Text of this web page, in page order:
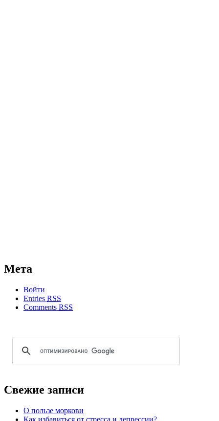
Мета
Войти
Entries RSS
Comments RSS
Свежие записи
О пользе моркови
Как избавиться от стресса и депрессии?